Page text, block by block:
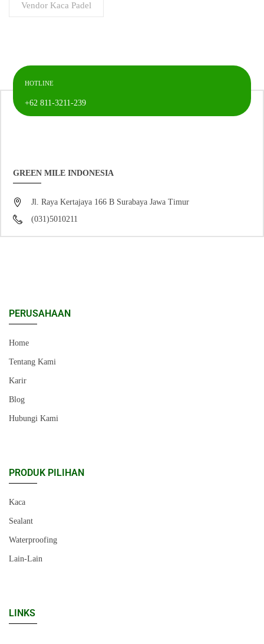
Vendor Kaca Padel
HOTLINE
+62 811-3211-239
GREEN MILE INDONESIA
Jl. Raya Kertajaya 166 B Surabaya Jawa Timur
(031)5010211
PERUSAHAAN
Home
Tentang Kami
Karir
Blog
Hubungi Kami
PRODUK PILIHAN
Kaca
Sealant
Waterproofing
Lain-Lain
LINKS